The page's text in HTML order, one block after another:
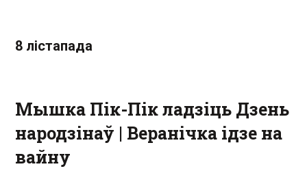
8 лістапада
Мышка Пік-Пік ладзіць Дзень
народзінаў | Веранічка ідзе на
вайну